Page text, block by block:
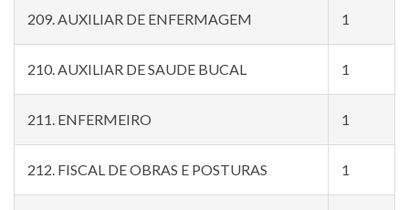
209. AUXILIAR DE ENFERMAGEM 1
210. AUXILIAR DE SAUDE BUCAL 1
211. ENFERMEIRO 1
212. FISCAL DE OBRAS E POSTURAS 1